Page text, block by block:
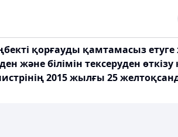
қорғауды қамтамасыз
және білімін тексеруден
2015 жылғы 25